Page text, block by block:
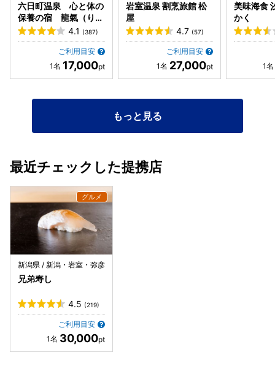
六日町温泉 心と体の
保養の宿 龍氣（りゅ
うき）
4.1 (387)
ご利用目安
17,000
岩室温泉 割烹旅館 松
屋
4.7 (57)
ご利用目安
27,000
美味海食
かく
もっと見る
最近チェックした提携店
新潟県 / 新潟・岩室・弥彦
兄弟寿し
4.5 (219)
ご利用目安
30,000